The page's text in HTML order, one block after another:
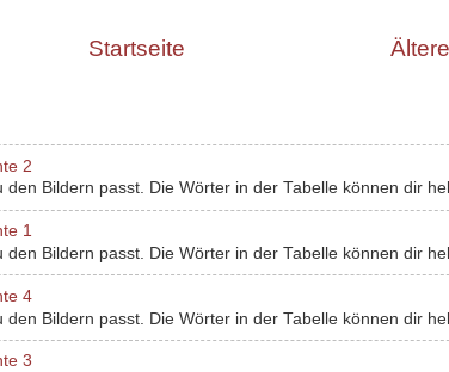
Startseite
2
Bildern passt. Die Wörter in der Tabelle können dir
1
Bildern passt. Die Wörter in der Tabelle können dir
4
Bildern passt. Die Wörter in der Tabelle können dir
3